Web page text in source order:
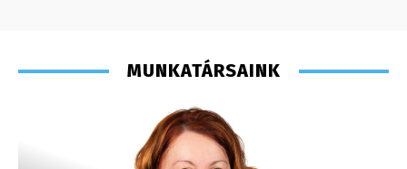
MUNKATÁRSAINK